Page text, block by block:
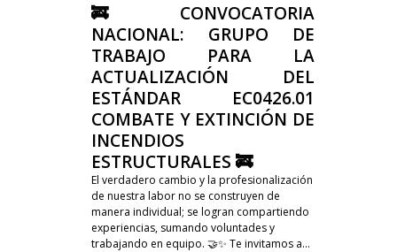
🚒 CONVOCATORIA
NACIONAL: GRUPO DE
TRABAJO PARA LA
ACTUALIZACIÓN DEL
ESTÁNDAR EC0426.01
COMBATE Y EXTINCIÓN DE
INCENDIOS
ESTRUCTURALES 🚒
El verdadero cambio y la profesionalización
de nuestra labor no se construyen de
manera individual; se logran compartiendo
experiencias, sumando voluntades y
trabajando en equipo. 🤝✨ Te invitamos a...